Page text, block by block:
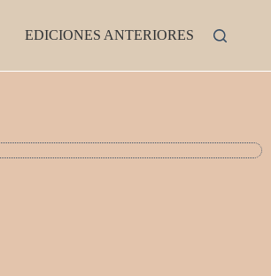
EDICIONES ANTERIORES